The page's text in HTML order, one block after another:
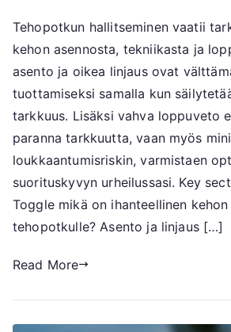
Shot:
Kehon
asento,
tekniikka,
loppuvedot
Tehopotkun hallitseminen vaatii
kehon asennosta, tekniikasta ja
asento ja oikea linjaus ovat
tuottamiseksi samalla kun
tarkkuus. Lisäksi vahva loppuveto
paranna tarkkuutta, vaan myös
loukkaantumisriskin, varmistaen
suorituskyvyn urheilussasi. Key
Toggle mikä on ihanteellinen kehon
tehopotkulle? Asento ja linjaus […]
Read More